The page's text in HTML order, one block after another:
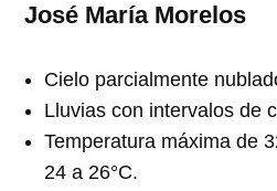
José María Morelos
Cielo parcialmente
Lluvias con intervalos de
Temperatura máxima de
24 a 26°C.